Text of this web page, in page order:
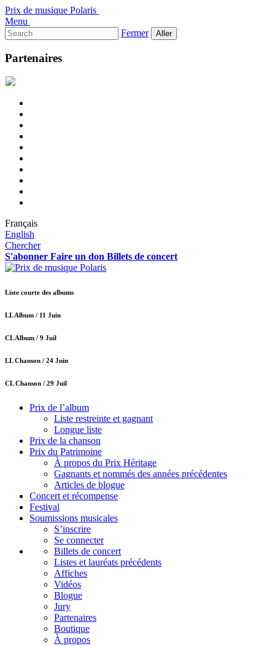
Prix de musique Polaris
Menu
Rechercher :
Fermer
Partenaires
Français
English
Chercher
S'abonner Faire un don Billets de concert
Liste courte des albums
LL Album / 11 Juin
CL Album / 9 Juil
LL Chanson / 24 Juin
CL Chanson / 29 Juil
Prix de l’album
Liste restreinte et gagnant
Longue liste
Prix de la chanson
Prix du Patrimoine
À propos du Prix Héritage
Gagnants et nommés des années précédentes
Articles de blogue
Concert et récompense
Festival
Soumissions musicales
S’inscrire
Se connecter
Billets de concert
Listes et lauréats précédents
Affiches
Vidéos
Blogue
Jury
Partenaires
Boutique
À propos